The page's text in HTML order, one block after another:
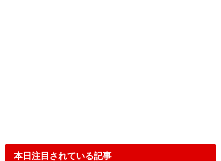
本日注目されている記事